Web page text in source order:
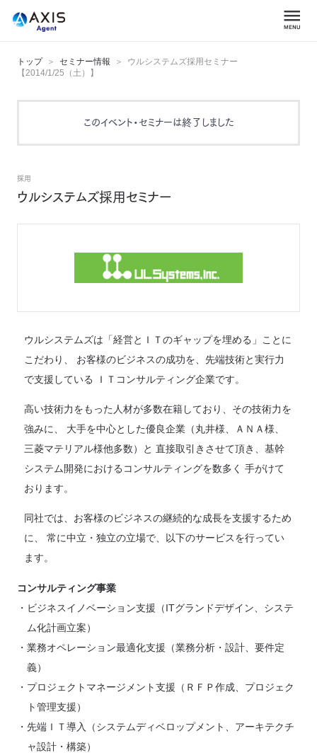
トップ セミナー情報
ウルシステムズ採用セミナー
【2014/1/25（土）】
このイベント・セミナーは終了しました
採用
ウルシステムズ採用セミナー
ウルシステムズは「経営とＩＴのギャップを埋める」ことに
こだわり、 お客様のビジネスの成功を、先端技術と実行力
で支援している ＩＴコンサルティング企業です。
高い技術力をもった人材が多数在籍しており、その技術力を
強みに、 大手を中心とした優良企業（丸井様、ＡＮＡ様、
三菱マテリアル様他多数）と 直接取引きさせて頂き、基幹
システム開発におけるコンサルティングを数多く 手がけて
おります。
同社では、お客様のビジネスの継続的な成長を支援するため
に、 常に中立・独立の立場で、以下のサービスを行ってい
ます。
コンサルティング事業
ビジネスイノベーション支援（ITグランドデザイン、システ
ム化計画立案）
業務オペレーション最適化支援（業務分析・設計、要件定
義）
プロジェクトマネージメント支援（ＲＦＰ作成、プロジェク
ト管理支援）
先端ＩＴ導入（システムディベロップメント、アーキテクチ
ャ設計・構築）